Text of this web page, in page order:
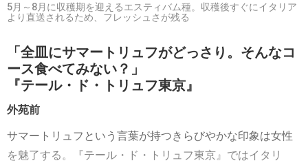
5月～8月に収穫期を迎えるエスティバム種。収穫後すぐにイタリア
より直送されるため、フレッシュさが残る
「全皿にサマートリュフがどっさり。そんなコ
ース食べてみない？」
『テール・ド・トリュフ東京』
外苑前
サマートリュフという言葉が持つきらびやかな印象は女性
を魅了する。『テール・ド・トリュフ東京』ではイタリ